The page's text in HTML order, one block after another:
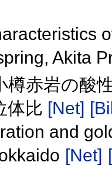
Akita
樽赤岩の酸
体比 [Net]
and
[Net]